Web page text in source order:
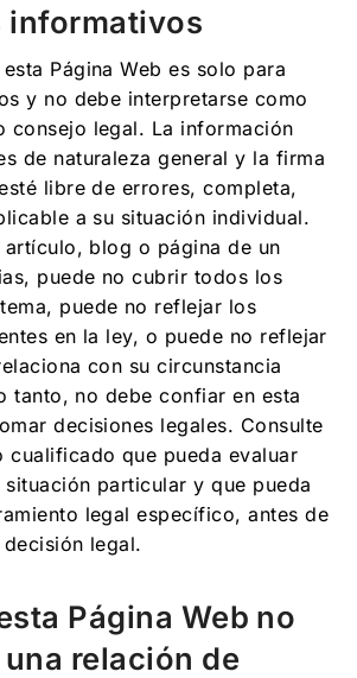
informativos
Página Web es solo para
y no debe interpretarse como
consejo legal. La información
de naturaleza general y la firma
libre de errores, completa,
a su situación individual.
artículo, blog o página de un
puede no cubrir todos los
puede no reflejar los
en la ley, o puede no reflejar
con su circunstancia
tanto, no debe confiar en esta
decisiones legales. Consulte
cualificado que pueda evaluar
situación particular y que pueda
legal específico, antes de
legal.
Página Web no
relación de